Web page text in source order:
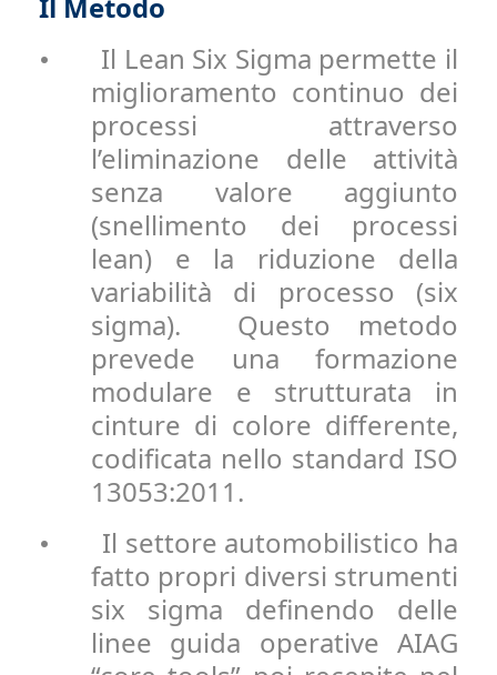
Il Metodo
•
Il Lean Six Sigma permette il
miglioramento continuo dei
processi attraverso
l’eliminazione delle attività
senza valore aggiunto
(snellimento dei processi
lean) e la riduzione della
variabilità di processo (six
sigma). Questo metodo
prevede una formazione
modulare e strutturata in
cinture di colore differente,
codificata nello standard ISO
13053:2011.
•
Il settore automobilistico ha
fatto propri diversi strumenti
six sigma definendo delle
linee guida operative AIAG